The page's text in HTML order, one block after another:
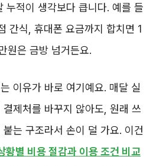
누적이 생각보다 큽니다. 예를 들
간식, 휴대폰 요금까지 합치면 1
원은 금방 넘거든요.
이유가 바로 여기예요. 매달 실
제처를 바꾸지 않아도, 원래 쓰
는 구조라서 손이 덜 가요. 이건
황별 비용 절감과 이용 조건 비교